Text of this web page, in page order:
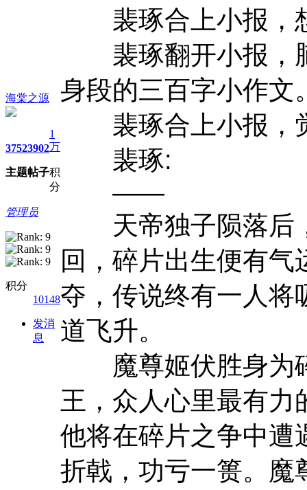
海棠之源
3752
主题
3902
帖子
1
万
积
分
管理员
积分
10148
发消
息
裴琢合上小报，
裴琢翻开小报，
身段的三百字小作文
裴琢合上小报，
裴琢:
——
天帝独子陨落后
回，碎片出生便有
夺，传说终有一人将
道飞升。
魔尊姬伏胜身为
王，众人心里最有力
他将在碎片之争中遭
折戟，功亏一篑。魔